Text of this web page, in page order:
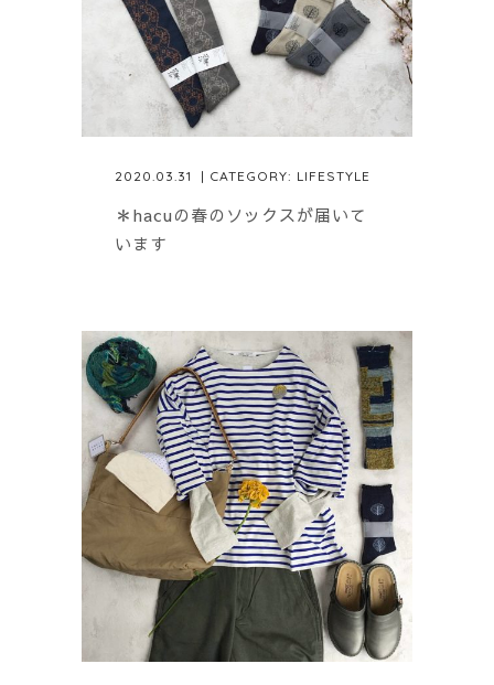
2020.03.31 | CATEGORY: LIFESTYLE
＊hacuの春のソックスが届いて
います